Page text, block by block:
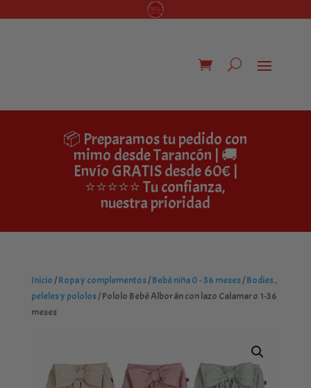
📦 Preparamos tu pedido con
mimo desde Tarancón | 🚚
Envío GRATIS desde 60€ |
⭐⭐⭐⭐⭐ Tu confianza,
nuestra prioridad
Inicio /Ropa y complementos/Bebé niña 0 - 36 meses/Bodies ,
peleles y pololos/ Pololo Bebé Alborán con lazo Calamaro 1-36
meses